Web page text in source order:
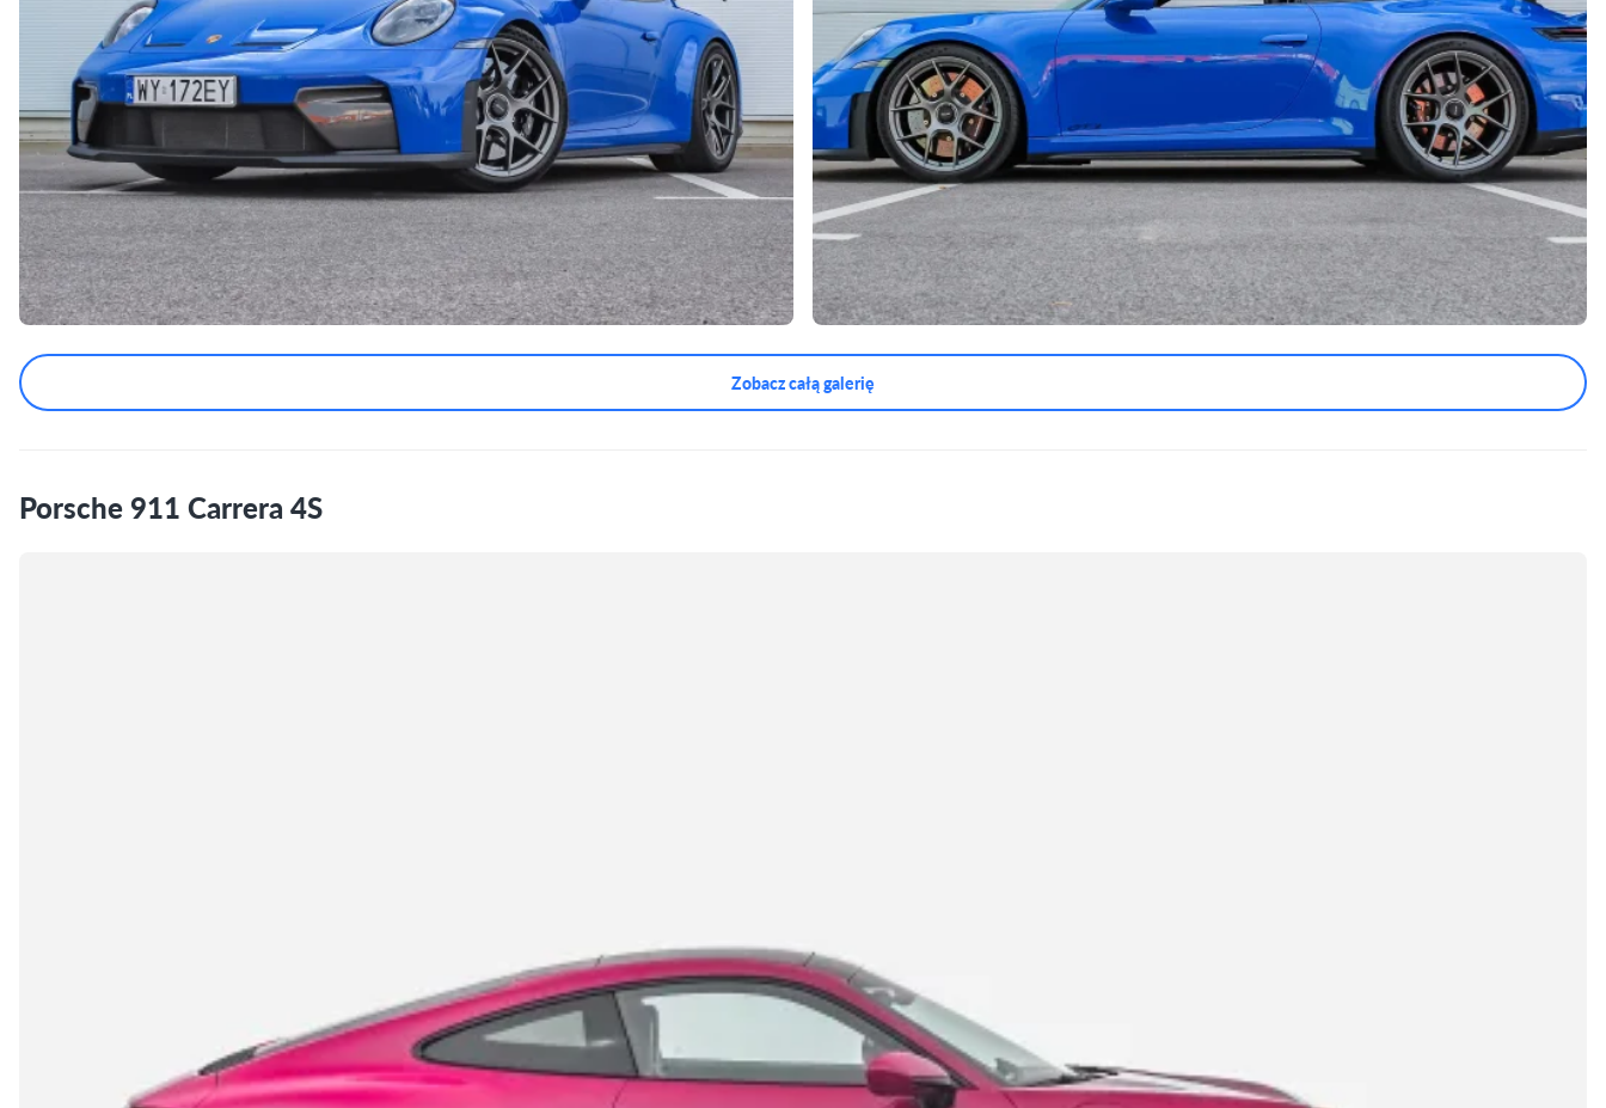
Zobacz całą galerię
Porsche 911 Carrera 4S